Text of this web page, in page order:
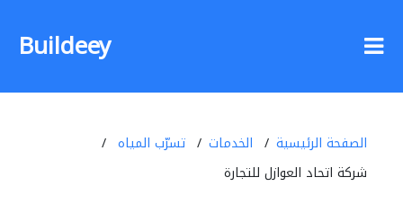
Buildeey
الصفحة الرئيسية الخدمات
تسرّب المياه
شركة اتحاد العوازل للتجارة